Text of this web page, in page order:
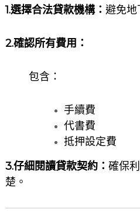
1.選擇合法貸款機構： 避免地
2.確認所有費用 ：
包含：
手續費
代書費
抵押設定費
3.仔細閱讀貸款契約： 確保
楚。